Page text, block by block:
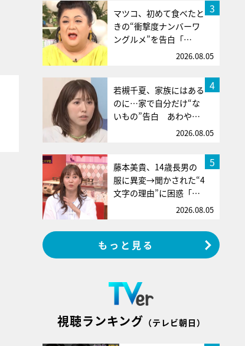
3
マツコ、初めて食べたと
きの“衝撃度ナンバーワ
ングルメ”を告白「…
2026.08.05
4
若槻千夏、家族にはある
のに…家で自分だけ“な
いもの”告白 あわや…
2026.08.05
5
藤本美貴、14歳長男の
服に異変→聞かされた“4
文字の理由”に困惑「…
2026.08.05
もっと見る
視聴ランキング （テレビ朝日）